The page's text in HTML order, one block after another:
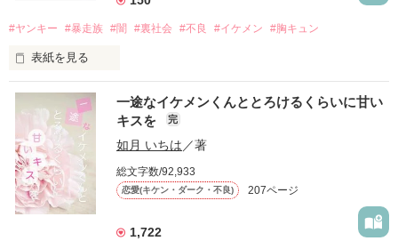
他の女の子には冷たいのに
私にだけ昔と変わらない笑顔を向けてくる。
「澪ちゃん。」
それは止まっていた恋が再び動き始める合図──。
✨.ﾟ･*..☆.｡.:*✨.☆.｡.:. *:ﾟ✨.ﾟ･*..☆.｡.:*✨
#ヤンキー #暴走族 #闇 #裏社会 #不良 #イケメン #胸キュン
表紙を見る
表紙画像はAIです
作品を読む
一途なイケメンくんととろけるくらいに甘い
キスを
完
如月 いちは／著
総文字数/92,933
恋愛(キケン・ダーク・不良) 207ページ
1,722